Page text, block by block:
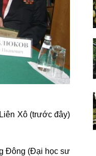
Xô (trước đây)
Đông (Đại học sư